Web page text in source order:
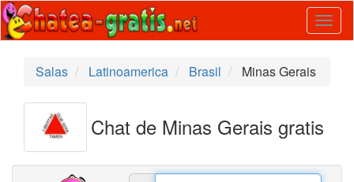
Salas
Latinoamerica Brasil Minas Gerais
Chat de Minas Gerais gratis